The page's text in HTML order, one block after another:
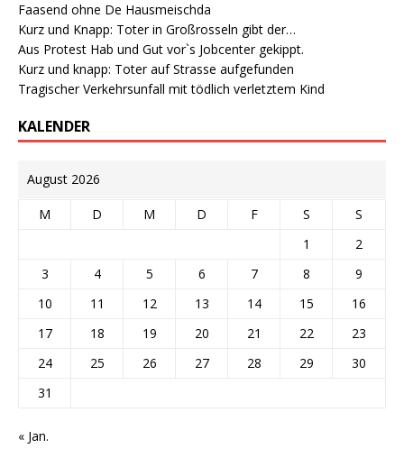
Faasend ohne De Hausmeischda
Kurz und Knapp: Toter in Großrosseln gibt der…
Aus Protest Hab und Gut vor`s Jobcenter gekippt.
Kurz und knapp: Toter auf Strasse aufgefunden
Tragischer Verkehrsunfall mit tödlich verletztem Kind
KALENDER
August 2026
M D M D F S
S
1
2
3
4 5 6 7 8
9
10
11 12 13 14 15
16
17
18 19 20 21 22
23
24
25 26 27 28 29
30
31
« Jan.